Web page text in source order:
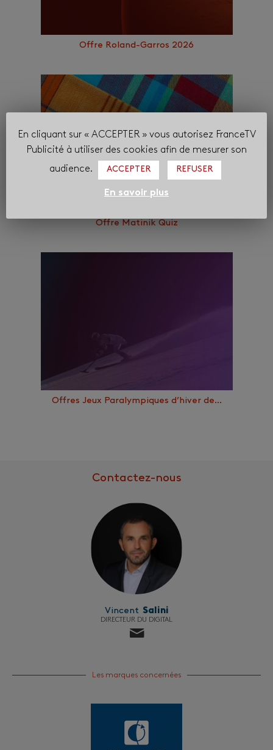
Offre Roland-Garros 2026
Offre Matinik Quiz
Offres Jeux Paralympiques d’hiver de…
Contactez-nous
Vincent Salini
DIRECTEUR DU DIGITAL
Les marques concernées
En cliquant sur « ACCEPTER » vous autorisez FranceTV
Publicité à utiliser des cookies afin de mesurer son
audience.
ACCEPTER REFUSER
En savoir plus